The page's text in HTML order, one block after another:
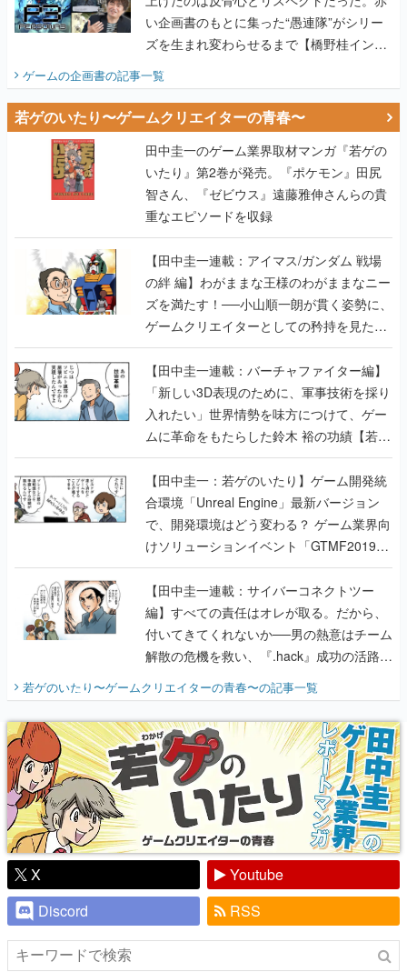
い企画書のもとに集った“愚連隊”がシリー
ズを生まれ変わらせるまで【橋野桂インタ
ゲームの企画書の記事一覧
若ゲのいたり〜ゲームクリエイターの青春〜
田中圭一のゲーム業界取材マンガ『若ゲの
いたり』第2巻が発売。『ポケモン』田尻
智さん、『ゼビウス』遠藤雅伸さんらの貴
重なエピソードを収録
【田中圭一連載：アイマス/ガンダム 戦場
の絆 編】わがままな王様のわがままなニー
ズを満たす！──小山順一朗が貫く姿勢に、
ゲームクリエイターとしての矜持を見た
【若ゲのいたり最終回】
【田中圭一連載：バーチャファイター編】
「新しい3D表現のために、軍事技術を採り
入れたい」世界情勢を味方につけて、ゲー
ムに革命をもたらした鈴木 裕の功績【若ゲ
のいたり】
【田中圭一：若ゲのいたり】ゲーム開発統
合環境「Unreal Engine」最新バージョン
で、開発環境はどう変わる？ ゲーム業界向
けソリューションイベント「GTMF2019」
に行って、より理解を深めよう【PR】
【田中圭一連載：サイバーコネクトツー
編】すべての責任はオレが取る。だから、
付いてきてくれないか──男の熱意はチーム
解散の危機を救い、『.hack』成功の活路を
『少年ジャンプ』色だった【若ゲのいた
り】
若ゲのいたり〜ゲームクリエイターの青春〜の記事一覧
X
Youtube
Discord
RSS